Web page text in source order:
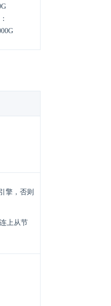
擎，否则
上从节